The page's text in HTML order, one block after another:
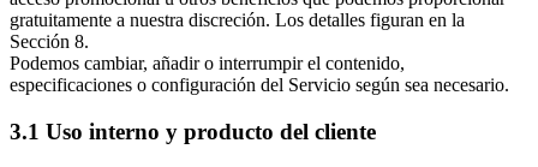
gratuitamente a nuestra discreción. Los detalles figuran en la
Sección 8.
Podemos cambiar, añadir o interrumpir el contenido,
especificaciones o configuración del Servicio según sea necesario.
3.1 Uso interno y producto del cliente